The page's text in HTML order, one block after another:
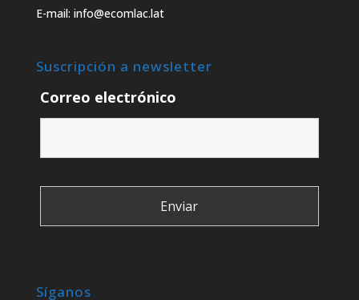
E-mail: info@ecomlac.lat
Suscripción a newsletter
Correo electrónico
Síganos